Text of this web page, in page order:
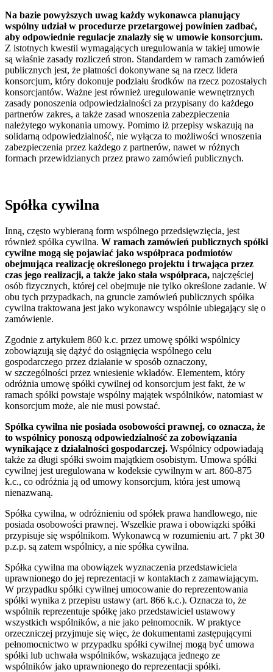
Na bazie powyższych uwag każdy wykonawca planujący
wspólny udział w procedurze przetargowej powinien zadbać,
aby odpowiednie regulacje znalazły się w umowie konsorcjum.
Z istotnych kwestii wymagających uregulowania w takiej umowie
są właśnie zasady rozliczeń stron. Standardem w ramach zamówień
publicznych jest, że płatności dokonywane są na rzecz lidera
konsorcjum, który dokonuje podziału środków na rzecz pozostałych
konsorcjantów. Ważne jest również uregulowanie wewnętrznych
zasady ponoszenia odpowiedzialności za przypisany do każdego
partnerów zakres, a także zasad wnoszenia zabezpieczenia
należytego wykonania umowy. Pomimo iż przepisy wskazują na
solidarną odpowiedzialność, nie wyłącza to możliwości wnoszenia
zabezpieczenia przez każdego z partnerów, nawet w różnych
formach przewidzianych przez prawo zamówień publicznych.
Spółka cywilna
Inną, często wybieraną form wspólnego przedsięwzięcia, jest
również spółka cywilna. W ramach zamówień publicznych spółki
cywilne mogą się pojawiać jako współpraca podmiotów
obejmująca realizację określonego projektu i trwająca przez
czas jego realizacji, a także jako stała współpraca, najczęściej
osób fizycznych, której cel obejmuje nie tylko określone zadanie. W
obu tych przypadkach, na gruncie zamówień publicznych spółka
cywilna traktowana jest jako wykonawcy wspólnie ubiegający się o
zamówienie.
Zgodnie z artykułem 860 k.c. przez umowę spółki wspólnicy
zobowiązują się dążyć do osiągnięcia wspólnego celu
gospodarczego przez działanie w sposób oznaczony,
w szczególności przez wniesienie wkładów. Elementem, który
odróżnia umowę spółki cywilnej od konsorcjum jest fakt, że w
ramach spółki powstaje wspólny majątek wspólników, natomiast w
konsorcjum może, ale nie musi powstać.
Spółka cywilna nie posiada osobowości prawnej, co oznacza, że ​​
to wspólnicy ponoszą odpowiedzialność za zobowiązania
wynikające z działalności gospodarczej. Wspólnicy odpowiadają
także za długi spółki swoim majątkiem osobistym. Umowa spółki
cywilnej jest uregulowana w kodeksie cywilnym w art. 860-875
k.c., co odróżnia ją od umowy konsorcjum, która jest umową
nienazwaną.
Spółka cywilna, w odróżnieniu od spółek prawa handlowego, nie
posiada osobowości prawnej. Wszelkie prawa i obowiązki spółki
przypisuje się wspólnikom. Wykonawcą w rozumieniu art. 7 pkt 30
p.z.p. są zatem wspólnicy, a nie spółka cywilna.
Spółka cywilna ma obowiązek wyznaczenia przedstawiciela
uprawnionego do jej reprezentacji w kontaktach z zamawiającym.
W przypadku spółki cywilnej umocowanie do reprezentowania
spółki wynika z przepisu ustawy (art. 866 k.c.). Oznacza to, że
wspólnik reprezentuje spółkę jako przedstawiciel ustawowy
wszystkich wspólników, a nie jako pełnomocnik. W praktyce
orzeczniczej przyjmuje się więc, że dokumentami zastępującymi
pełnomocnictwo w przypadku spółki cywilnej mogą być umowa
spółki lub uchwała wspólników, wskazująca jednego ze
wspólników jako uprawnionego do reprezentacji spółki.